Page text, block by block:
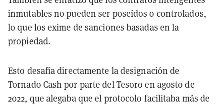
inmutables no pueden ser poseídos o controlados,
lo que los exime de sanciones basadas en la
propiedad.
Esto desafía directamente la designación de
Tornado Cash por parte del Tesoro en agosto de
2022, que alegaba que el protocolo facilitaba más de